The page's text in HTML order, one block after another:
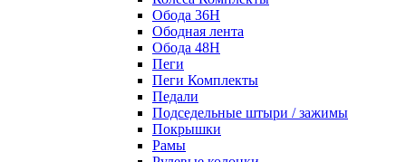
Обода 36H
Ободная лента
Обода 48H
Пеги
Пеги Комплекты
Педали
Подседельные штыри / зажимы
Покрышки
Рамы